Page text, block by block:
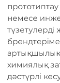
прототиптау
немесе
түзетулерді
химиялық
дәстүрлі